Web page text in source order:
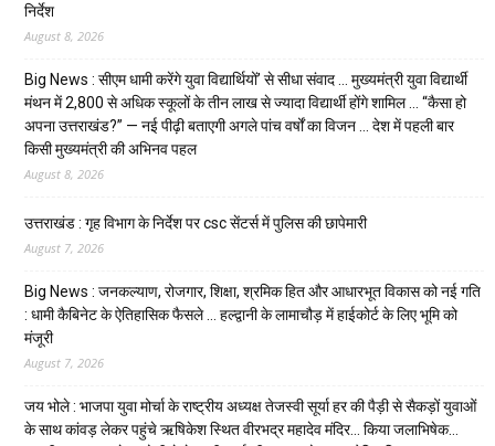
निर्देश
August 8, 2026
Big News : सीएम धामी करेंगे युवा विद्यार्थियों’ से सीधा संवाद … मुख्यमंत्री युवा विद्यार्थी
मंथन में 2,800 से अधिक स्कूलों के तीन लाख से ज्यादा विद्यार्थी होंगे शामिल … “कैसा हो
अपना उत्तराखंड?” — नई पीढ़ी बताएगी अगले पांच वर्षों का विजन … देश में पहली बार
किसी मुख्यमंत्री की अभिनव पहल
August 8, 2026
उत्तराखंड : गृह विभाग के निर्देश पर csc सेंटर्स में पुलिस की छापेमारी
August 7, 2026
Big News : जनकल्याण, रोजगार, शिक्षा, श्रमिक हित और आधारभूत विकास को नई गति
: धामी कैबिनेट के ऐतिहासिक फैसले … हल्द्वानी के लामाचौड़ में हाईकोर्ट के लिए भूमि को
मंजूरी
August 7, 2026
जय भोले : भाजपा युवा मोर्चा के राष्ट्रीय अध्यक्ष तेजस्वी सूर्या हर की पैड़ी से सैकड़ों युवाओं
के साथ कांवड़ लेकर पहुंचे ऋषिकेश स्थित वीरभद्र महादेव मंदिर… किया जलाभिषेक…